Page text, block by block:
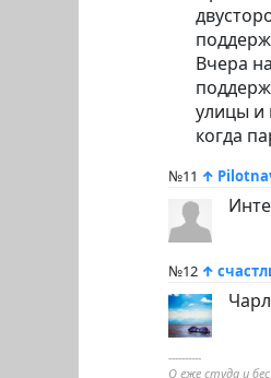
Вчера
улицы и
когда
№11 ↑
№12 ↑
----------
О еже студа и